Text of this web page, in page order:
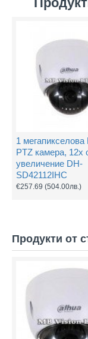
1 мегапикселова
PTZ камера, 12х
увеличение DH-
SD42112IHC
€257.69 (504.00лв.)
Продукти от